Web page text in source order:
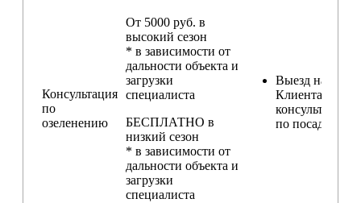
Консультация
по
озеленению
От 5000 руб. в
высокий сезон
* в зависимости от
дальности объекта и
загрузки
специалиста
БЕСПЛАТНО в
низкий сезон
* в зависимости от
дальности объекта и
загрузки
специалиста
Выезд на
Клиента для
по посадкам